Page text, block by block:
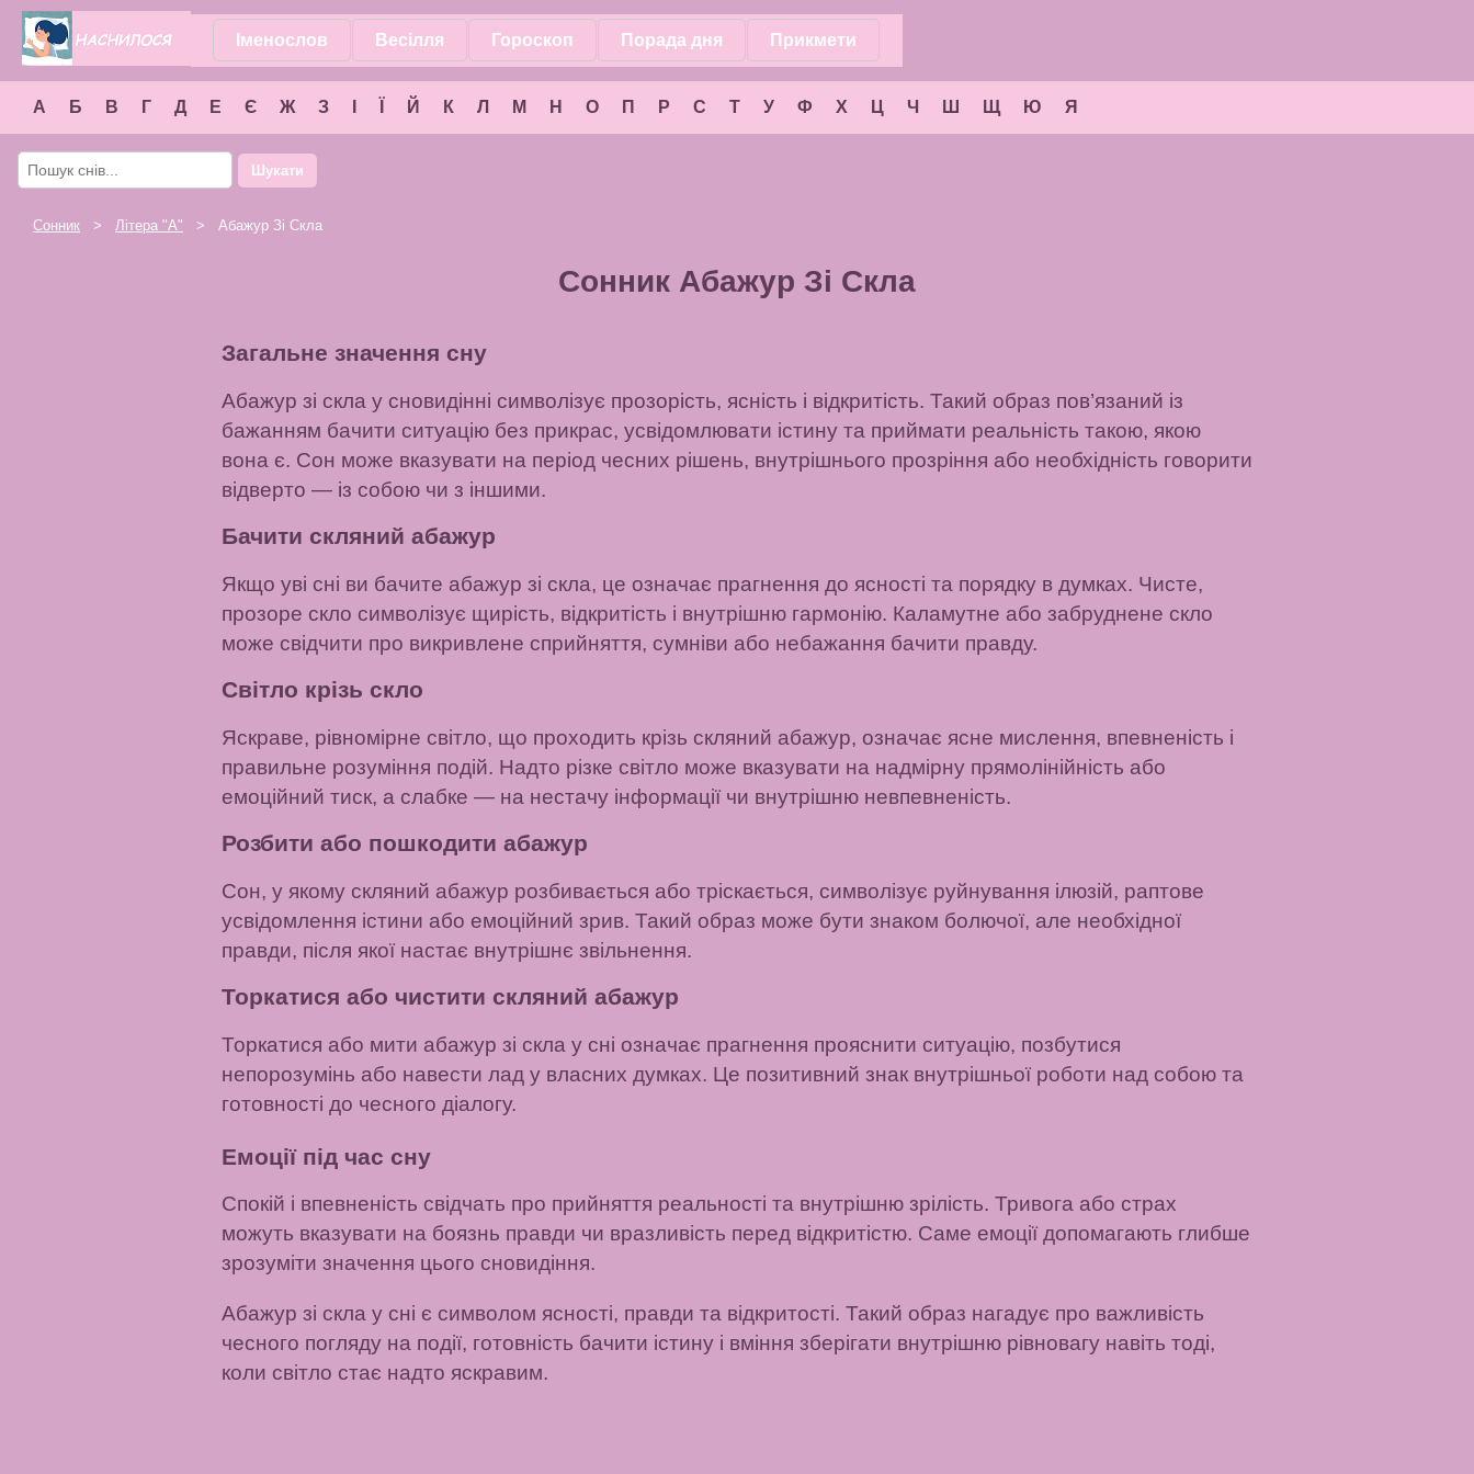
Іменослов Весілля Гороскоп Порада дня Прикмети
А Б В Г Д Е Є Ж З Й К Л М Н О П Р С Т У Ф Х Ц Ч Ш Щ Ю Я
Шукати
Сонник > Літера "А" > Абажур Зі Скла
Сонник Абажур Зі Скла
Загальне значення сну
Абажур зі скла у сновидінні символізує прозорість, ясність і відкритість. Такий образ пов’язаний із
бажанням бачити ситуацію без прикрас, усвідомлювати істину та приймати реальність такою, якою
вона є. Сон може вказувати на період чесних рішень, внутрішнього прозріння або необхідність говорити
відверто — із собою чи з іншими.
Бачити скляний абажур
Якщо уві сні ви бачите абажур зі скла, це означає прагнення до ясності та порядку в думках. Чисте,
прозоре скло символізує щирість, відкритість і внутрішню гармонію. Каламутне або забруднене скло
може свідчити про викривлене сприйняття, сумніви або небажання бачити правду.
Світло крізь скло
Яскраве, рівномірне світло, що проходить крізь скляний абажур, означає ясне мислення, впевненість і
правильне розуміння подій. Надто різке світло може вказувати на надмірну прямолінійність або
емоційний тиск, а слабке — на нестачу інформації чи внутрішню невпевненість.
Розбити або пошкодити абажур
Сон, у якому скляний абажур розбивається або тріскається, символізує руйнування ілюзій, раптове
усвідомлення істини або емоційний зрив. Такий образ може бути знаком болючої, але необхідної
правди, після якої настає внутрішнє звільнення.
Торкатися або чистити скляний абажур
Торкатися або мити абажур зі скла у сні означає прагнення прояснити ситуацію, позбутися
непорозумінь або навести лад у власних думках. Це позитивний знак внутрішньої роботи над собою та
готовності до чесного діалогу.
Емоції під час сну
Спокій і впевненість свідчать про прийняття реальності та внутрішню зрілість. Тривога або страх
можуть вказувати на боязнь правди чи вразливість перед відкритістю. Саме емоції допомагають глибше
зрозуміти значення цього сновидіння.
Абажур зі скла у сні є символом ясності, правди та відкритості. Такий образ нагадує про важливість
чесного погляду на події, готовність бачити істину і вміння зберігати внутрішню рівновагу навіть тоді,
коли світло стає надто яскравим.